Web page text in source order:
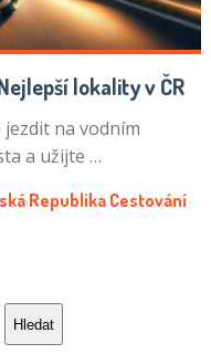
lokality v ČR
jezdit na vodním
a užijte …
Republika Cestování
Hledat